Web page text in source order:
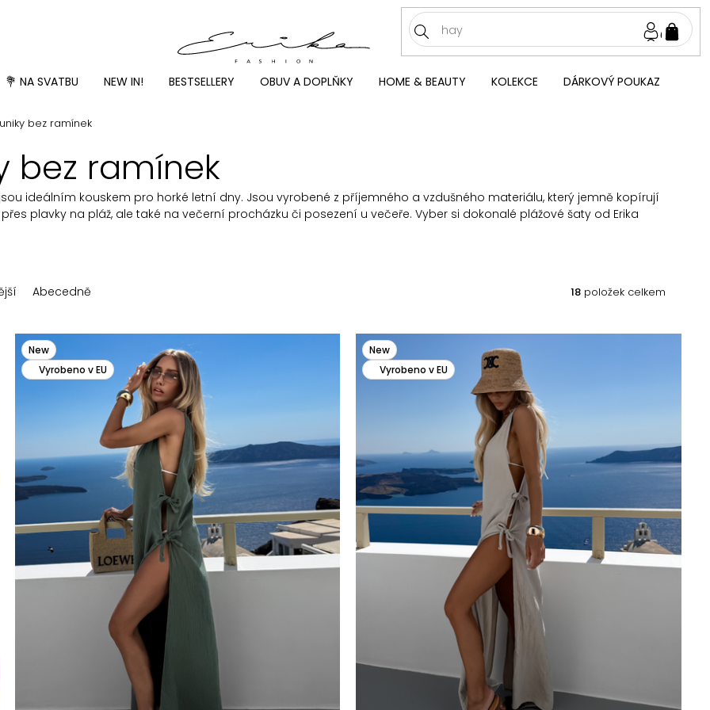
💐 NA SVATBU NEW IN! BESTSELLERY OBUV A DOPLŇKY HOME & BEAUTY KOLEKCE DÁRKOVÝ POUKAZ
bez ramínek
bez ramínek
ideálním kouskem pro horké letní dny. Jsou vyrobené z příjemného a vzdušného materiálu, který jemně kopírují
plavky na pláž, ale také na večerní procházku či posezení u večeře. Vyber si dokonalé plážové šaty od Erika
Abecedně 18 položek celkem
New
Vyrobeno v EU
New
Vyrobeno v EU